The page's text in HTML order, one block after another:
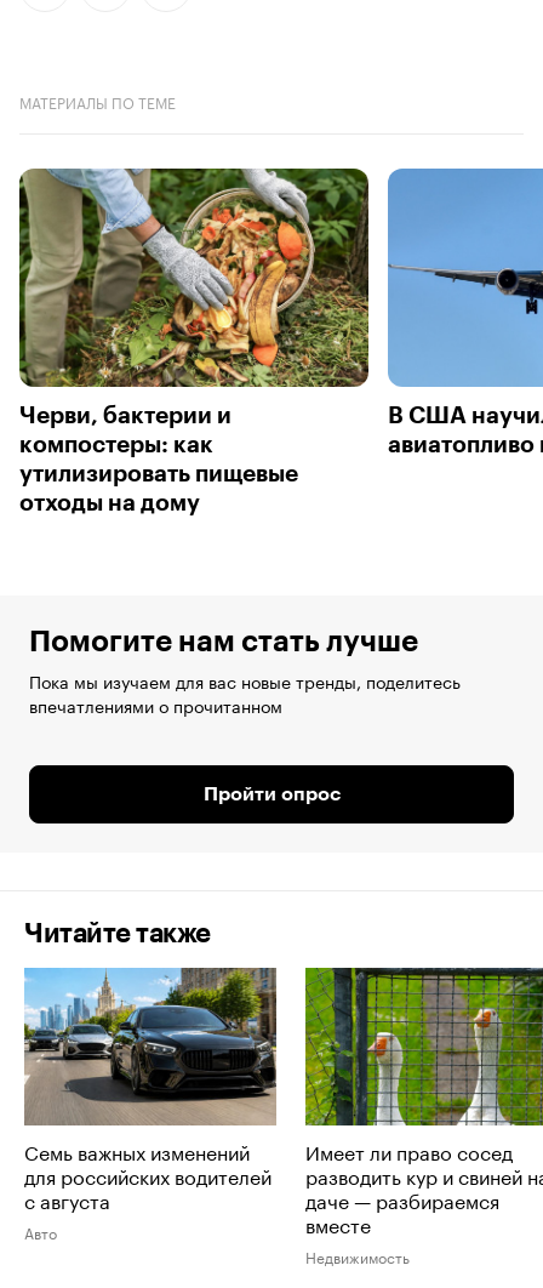
МАТЕРИАЛЫ ПО ТЕМЕ
Черви, бактерии и
компостеры: как
утилизировать пищевые
отходы на дому
В США
авиатопливо
Помогите нам стать лучше
Пока мы изучаем для вас новые тренды, поделитесь
впечатлениями о прочитанном
Пройти опрос
Читайте также
Семь важных изменений
для российских водителей
с августа
Авто
Имеет ли право сосед
разводить кур и свиней
даче — разбираемся
вместе
Недвижимость